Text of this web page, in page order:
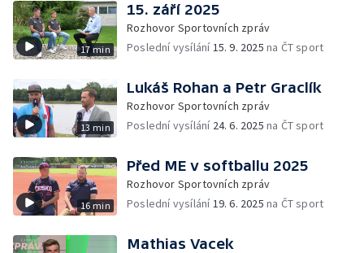
17 min
15. září 2025
Rozhovor Sportovních zpráv
Poslední vysílání15. 9. 2025 na ČT sport
13 min
Lukáš Rohan a Petr Graclík
Rozhovor Sportovních zpráv
Poslední vysílání 24. 6. 2025 na ČT sport
16 min
Před ME v softballu 2025
Rozhovor Sportovních zpráv
Poslední vysílání19. 6. 2025 na ČT sport
Mathias Vacek